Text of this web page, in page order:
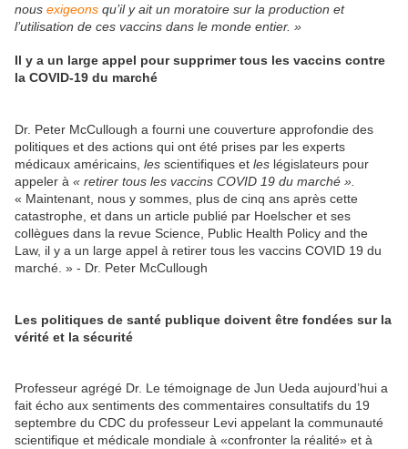
nous exigeons qu’il y ait un moratoire sur la production et
l’utilisation de ces vaccins dans le monde entier. »
Il y a un large appel pour supprimer tous les vaccins contre
la COVID-19 du marché
Dr. Peter McCullough a fourni une couverture approfondie des
politiques et des actions qui ont été prises par les experts
médicaux américains, les scientifiques et les législateurs pour
appeler à « retirer tous les vaccins COVID 19 du marché ».
« Maintenant, nous y sommes, plus de cinq ans après cette
catastrophe, et dans un article publié par Hoelscher et ses
collègues dans la revue Science, Public Health Policy and the
Law, il y a un large appel à retirer tous les vaccins COVID 19 du
marché. » - Dr. Peter McCullough
Les politiques de santé publique doivent être fondées sur la
vérité et la sécurité
Professeur agrégé Dr. Le témoignage de Jun Ueda aujourd’hui a
fait écho aux sentiments des commentaires consultatifs du 19
septembre du CDC du professeur Levi appelant la communauté
scientifique et médicale mondiale à «confronter la réalité» et à